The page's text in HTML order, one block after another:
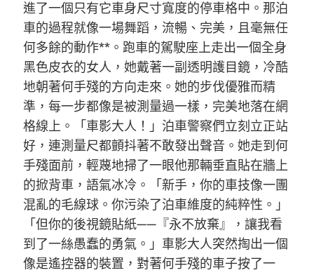
進了一個只有它車身尺寸寬度的停車格中。那泊
車的過程就像一場舞蹈，流暢、完美，且毫無任
何多餘的動作**。跑車的駕駛座上走出一個全身
黑色皮衣的女人，她戴著一副透明護目鏡，冷酷
地朝著何手殘的方向走來。她的步伐優雅而精
準，每一步都像是被測量過一樣，完美地落在網
格線上。「車影大人！」泊車警察們立刻立正站
好，連測量尺都顫抖著不敢發出聲音。她走到何
手殘面前，輕蔑地掃了一眼他那輛垂直貼在牆上
的掀背車，語氣冰冷。「新手，你的車技像一團
混亂的毛線球。你污染了泊車維度的純粹性。」
「但你的後視鏡貼紙——『永不放棄』，讓我看
到了一絲愚蠢的勇氣。」車影大人突然掏出一個
像是遙控器的裝置，對著何手殘的車子按了一